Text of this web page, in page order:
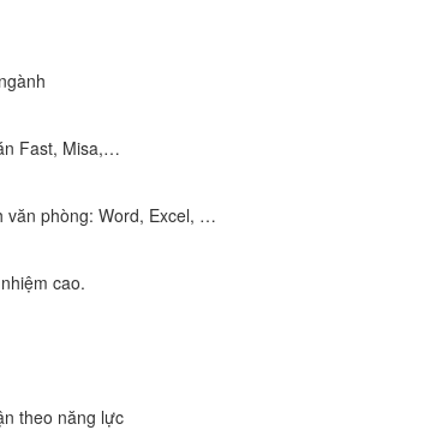
Fast, Misa,…
văn phòng: Word, Excel, …
cao.
theo năng lực